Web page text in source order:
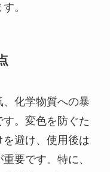
。
化学物質への暴
。変色を防ぐた
避け、使用後は
要です。特に、